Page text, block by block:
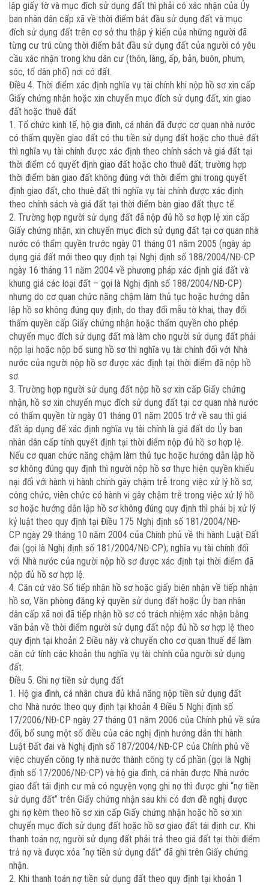
lập giấy tờ và mục đích sử dụng đất thì phải có xác nhận của Ủy
ban nhân dân cấp xã về thời điểm bắt đầu sử dụng đất và mục
đích sử dụng đất trên cơ sở thu thập ý kiến của những người đã
từng cư trú cùng thời điểm bắt đầu sử dụng đất của người có yêu
cầu xác nhận trong khu dân cư (thôn, làng, ấp, bản, buôn, phum,
sóc, tổ dân phố) nơi có đất.
Điều 4. Thời điểm xác định nghĩa vụ tài chính khi nộp hồ sơ xin cấp
Giấy chứng nhận hoặc xin chuyển mục đích sử dụng đất, xin giao
đất hoặc thuê đất
1. Tổ chức kinh tế, hộ gia đình, cá nhân đã được cơ quan nhà nước
có thẩm quyền giao đất có thu tiền sử dụng đất hoặc cho thuê đất
thì nghĩa vụ tài chính được xác định theo chính sách và giá đất tại
thời điểm có quyết định giao đất hoặc cho thuê đất; trường hợp
thời điểm bàn giao đất không đúng với thời điểm ghi trong quyết
định giao đất, cho thuê đất thì nghĩa vụ tài chính được xác định
theo chính sách và giá đất tại thời điểm bàn giao đất thực tế.
2. Trường hợp người sử dụng đất đã nộp đủ hồ sơ hợp lệ xin cấp
Giấy chứng nhận, xin chuyển mục đích sử dụng đất tại cơ quan nhà
nước có thẩm quyền trước ngày 01 tháng 01 năm 2005 (ngày áp
dụng giá đất mới theo quy định tại Nghị định số 188/2004/NĐ-CP
ngày 16 tháng 11 năm 2004 về phương pháp xác định giá đất và
khung giá các loại đất – gọi là Nghị định số 188/2004/NĐ-CP)
nhưng do cơ quan chức năng chậm làm thủ tục hoặc hướng dẫn
lập hồ sơ không đúng quy định, do thay đổi mẫu tờ khai, thay đổi
thẩm quyền cấp Giấy chứng nhận hoặc thẩm quyền cho phép
chuyển mục đích sử dụng đất mà làm cho người sử dụng đất phải
nộp lại hoặc nộp bổ sung hồ sơ thì nghĩa vụ tài chính đối với Nhà
nước của người nộp hồ sơ được xác định tại thời điểm đã nộp hồ
sơ.
3. Trường hợp người sử dụng đất nộp hồ sơ xin cấp Giấy chứng
nhận, hồ sơ xin chuyển mục đích sử dụng đất tại cơ quan nhà nước
có thẩm quyền từ ngày 01 tháng 01 năm 2005 trở về sau thì giá
đất áp dụng để xác định nghĩa vụ tài chính là giá đất do Ủy ban
nhân dân cấp tỉnh quyết định tại thời điểm nộp đủ hồ sơ hợp lệ.
Nếu cơ quan chức năng chậm làm thủ tục hoặc hướng dẫn lập hồ
sơ không đúng quy định thì người nộp hồ sơ thực hiện quyền khiếu
nại đối với hành vi hành chính gây chậm trễ trong việc xử lý hồ sơ;
công chức, viên chức có hành vi gây chậm trễ trong việc xử lý hồ
sơ hoặc hướng dẫn lập hồ sơ không đúng quy định thì phải bị xử lý
kỷ luật theo quy định tại Điều 175 Nghị định số 181/2004/NĐ-
CP ngày 29 tháng 10 năm 2004 của Chính phủ về thi hành Luật Đất
đai (gọi là Nghị định số 181/2004/NĐ-CP); nghĩa vụ tài chính đối
với Nhà nước của người nộp hồ sơ được xác định tại thời điểm đã
nộp đủ hồ sơ hợp lệ.
4. Căn cứ vào Sổ tiếp nhận hồ sơ hoặc giấy biên nhận về tiếp nhận
hồ sơ, Văn phòng đăng ký quyền sử dụng đất hoặc Ủy ban nhân
dân cấp xã nơi đã tiếp nhận hồ sơ có trách nhiệm xác nhận bằng
văn bản về thời điểm người sử dụng đất nộp đủ hồ sơ hợp lệ theo
quy định tại khoản 2 Điều này và chuyển cho cơ quan thuế để làm
căn cứ tính các khoản thu nghĩa vụ tài chính của người sử dụng
đất.
Điều 5. Ghi nợ tiền sử dụng đất
1. Hộ gia đình, cá nhân chưa đủ khả năng nộp tiền sử dụng đất
cho Nhà nước theo quy định tại khoản 4 Điều 5 Nghị định số
17/2006/NĐ-CP ngày 27 tháng 01 năm 2006 của Chính phủ về sửa
đổi, bổ sung một số điều của các nghị định hướng dẫn thi hành
Luật Đất đai và Nghị định số 187/2004/NĐ-CP của Chính phủ về
việc chuyển công ty nhà nước thành công ty cổ phần (gọi là Nghị
định số 17/2006/NĐ-CP) và hộ gia đình, cá nhân được Nhà nước
giao đất tái định cư mà có nguyện vọng ghi nợ thì được ghi “nợ tiền
sử dụng đất” trên Giấy chứng nhận sau khi có đơn đề nghị được
ghi nợ kèm theo hồ sơ xin cấp Giấy chứng nhận hoặc hồ sơ xin
chuyển mục đích sử dụng đất hoặc hồ sơ giao đất tái định cư. Khi
thanh toán nợ, người sử dụng đất phải trả theo giá đất tại thời điểm
trả nợ và được xóa “nợ tiền sử dụng đất” đã ghi trên Giấy chứng
nhận.
2. Khi thanh toán nợ tiền sử dụng đất theo quy định tại khoản 1